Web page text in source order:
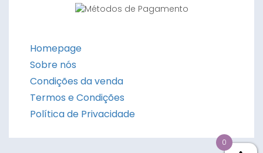
Homepage
Sobre nós
Condições da venda
Termos e Condições
Política de Privacidade
0